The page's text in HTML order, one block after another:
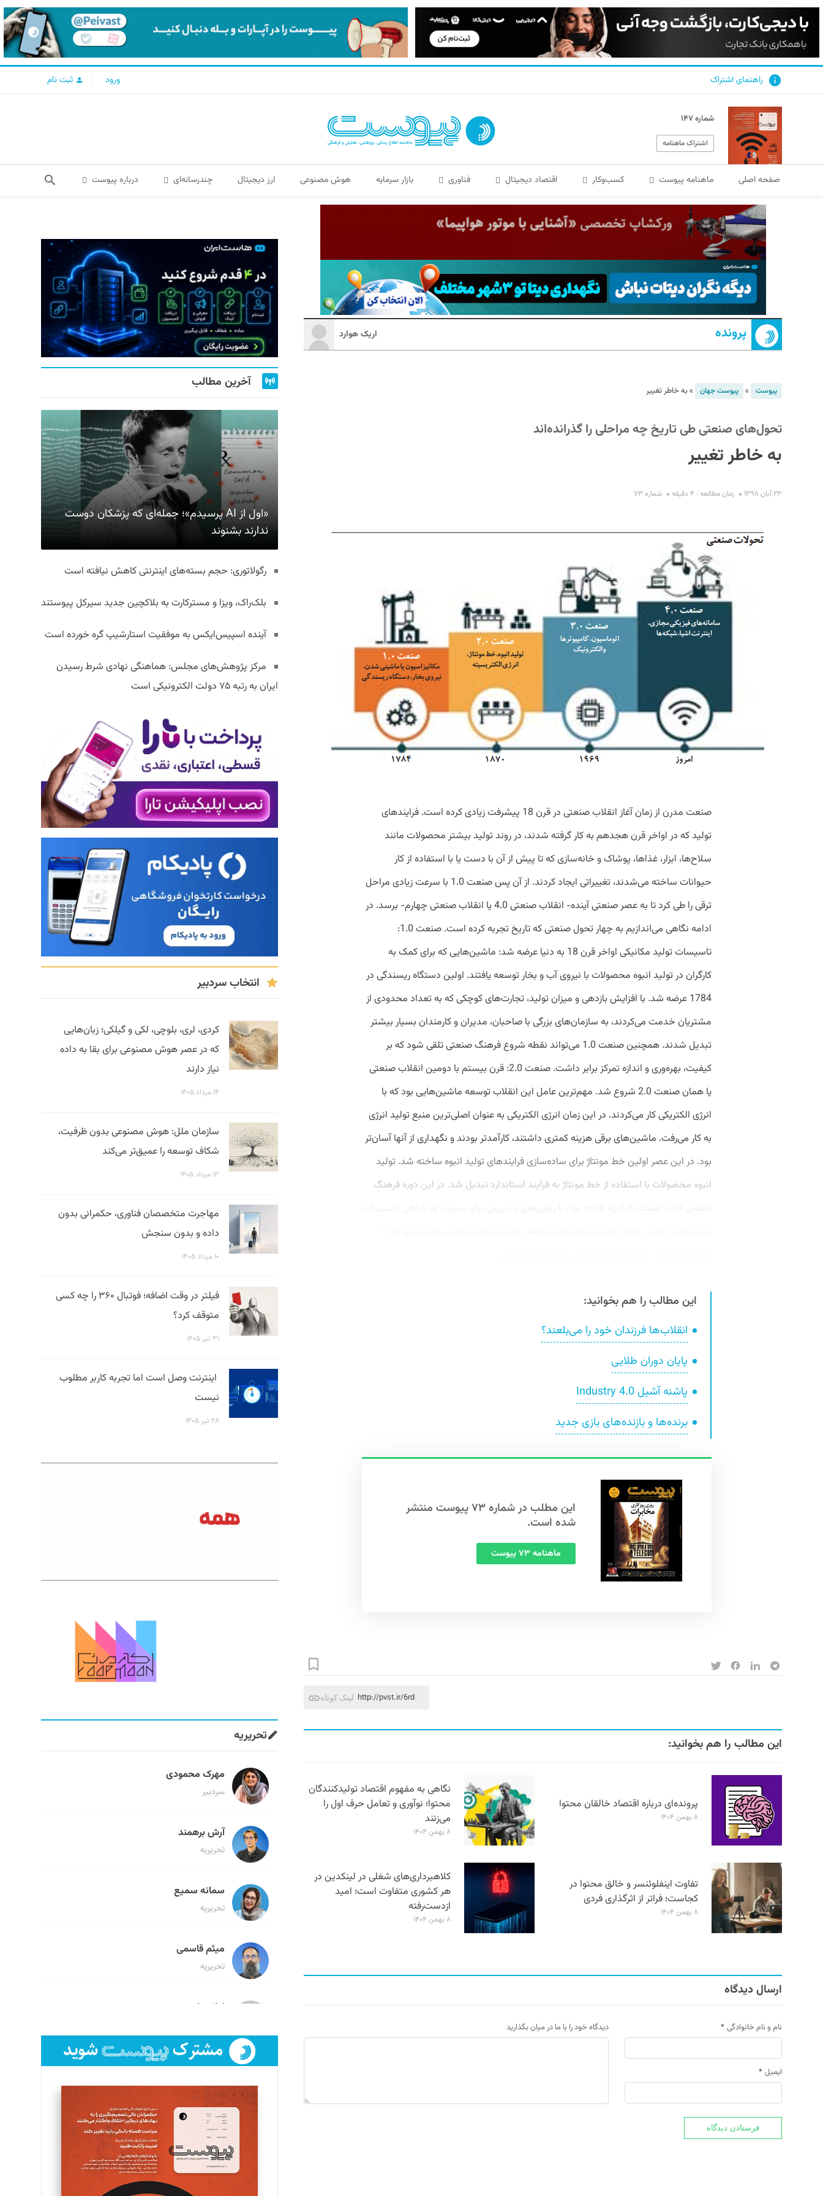
راهنمای اشتراک ورود ثبت نام
شماره ۱۴۷
اشتراک ماهنامه
صفحه اصلی ماهنامه پیوست کسب‌و‌کار اقتصاد دیجیتال فناوری بازار سرمایه هوش مصنوعی ارز دیجیتال چندرسانه‌ای درباره پیوست
پرونده اریک هوارد
پیوست » پیوست جهان »به خاطر تغییر
تحول‌های صنعتی طی تاریخ چه مراحلی را گذرانده‌اند
به خاطر تغییر
۲۳ آبان ۱۳۹۸ زمان مطالعه : ۴ دقیقه شماره ۷۳
صنعت مدرن از زمان آغاز انقلاب صنعتی در قرن 18 پیشرفت زیادی کرده است. فرایندهای
تولید که در اواخر قرن هجدهم به‌ کار گرفته شدند، در روند تولید بیشتر محصولات مانند
سلاح‌ها، ابزار، غذاها، پوشاک و خانه‌سازی که تا پیش از آن با دست یا با استفاده از کار
حیوانات ساخته می‌شدند، تغییراتی ایجاد کردند. از آن پس صنعت 1.0 با سرعت زیادی مراحل
ترقی را طی کرد تا به عصر صنعتی آینده- انقلاب صنعتی 4.0 یا انقلاب صنعتی چهارم- برسد. در
ادامه نگاهی می‌اندازیم به چهار تحول صنعتی که تاریخ تجربه کرده است. صنعت 1.0:
تاسیسات تولید مکانیکی اواخر قرن 18 به دنیا عرضه شد: ماشین‌هایی که برای کمک به
کارگران در تولید انبوه محصولات با نیروی آب و بخار توسعه یافتند. اولین دستگاه ریسندگی در
1784 عرضه شد. با افزایش بازدهی و میزان تولید، تجارت‌های کوچکی که به تعداد محدودی از
مشتریان خدمت می‌کردند، به سازمان‌های بزرگی با صاحبان، مدیران و کارمندان بسیار بیشتر
تبدیل شدند. همچنین صنعت 1.0 می‌تواند نقطه شروع فرهنگ صنعتی تلقی شود که بر
کیفیت، بهره‌وری و اندازه تمرکز برابر داشت. صنعت 2.0: قرن بیستم با دومین انقلاب صنعتی
یا همان صنعت 2.0 شروع شد. مهم‌ترین عامل این انقلاب توسعه ماشین‌هایی بود که با
انرژی الکتریکی کار می‌کردند. در این زمان انرژی الکتریکی به عنوان اصلی‌ترین منبع تولید انرژی
به کار می‌رفت. ماشین‌های برقی هزینه کمتری داشتند، کارآمدتر بودند و نگهداری از آنها آسان‌تر
بود. در این عصر اولین خط مونتاژ برای ساده‌سازی فرایندهای تولید انبوه ساخته شد. تولید
انبوه محصولات با استفاده از خط مونتاژ به فرایند استاندارد تبدیل شد. در این دوره فرهنگ
این مطالب را هم بخوانید:
انقلاب‌ها فرزندان خود را می‌بلعند؟
پایان دوران طلایی
پاشنه آشیل Industry 4.0
برنده‌ها و بازنده‌های بازی جدید
این مطلب در شماره ۷۳ پیوست منتشر
شده است.
ماهنامه ۷۳ پیوست
لینک کوتاه http://pvst.ir/6rd
این مطالب را هم بخوانید:
پرونده‌ای درباره اقتصاد خالقان محتوا
۸ بهمن ۱۴۰۴
نگاهی به مفهوم اقتصاد تولیدکنندگان
محتوا؛ نوآوری و تعامل حرف اول را
می‌زنند
۸ بهمن ۱۴۰۴
تفاوت اینفلوئنسر و خالق محتوا در
کجاست؛ فراتر از اثرگذاری فردی
۸ بهمن ۱۴۰۴
کلاهبرداری‌های شغلی در لینکدین در
هر کشوری متفاوت است؛ امید
ازدست‌رفته
۸ بهمن ۱۴۰۴
ارسال دیدگاه
نام و نام خانوادگی *
ایمیل *
دیدگاه خود را با ما در میان بگذارید
آخرین مطالب
«اول از AI پرسیدم»؛ جمله‌ای که پزشکان دوست
ندارند بشنوند
رگولاتوری: حجم بسته‌های اینترنتی کاهش نیافته است
بلک‌راک، ویزا و مسترکارت به بلاکچین جدید سیرکل پیوستند
آینده اسپیس‌ایکس به موفقیت استارشیپ گره خورده است
مرکز پژوهش‌های مجلس: هماهنگی نهادی شرط رسیدن
ایران به رتبه ۷۵ دولت الکترونیکی است
انتخاب سردبیر
کردی، لری، بلوچی، لکی و گیلکی؛ زبان‌هایی
که در عصر هوش مصنوعی برای بقا به داده
نیاز دارند
۱۴ مرداد ۱۴۰۵
سازمان ملل: هوش مصنوعی بدون ظرفیت،
شکاف توسعه را عمیق‌تر می‌کند
۱۳ مرداد ۱۴۰۵
مهاجرت متخصصان فناوری، حکمرانی بدون
داده و بدون سنجش
۱۰ مرداد ۱۴۰۵
فیلتر در وقت اضافه؛ فوتبال ۳۶۰ را چه کسی
متوقف کرد؟
۳۱ تیر ۱۴۰۵
اینترنت وصل است اما تجربه کاربر مطلوب
نیست
۲۸ تیر ۱۴۰۵
تحریریه
مهرک محمودی
سردبیر
آرش برهمند
تحریریه
سمانه سمیع
تحریریه
میثم قاسمی
تحریریه
لیلا حنارود
فائزه فتحی رستمی
تحریریه
سروش کرمیان
تحریریه
مینا پاکدل